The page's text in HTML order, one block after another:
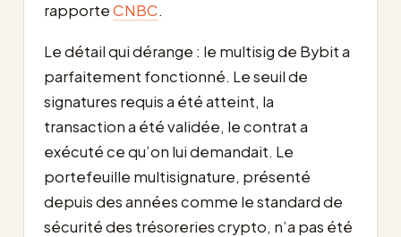
rapporteCNBC.
Le détail qui dérange : le multisig de Bybit a
parfaitement fonctionné. Le seuil de
signatures requis a été atteint, la
transaction a été validée, le contrat a
exécuté ce qu’on lui demandait. Le
portefeuille multisignature, présenté
depuis des années comme le standard de
sécurité des trésoreries crypto, n’a pas été